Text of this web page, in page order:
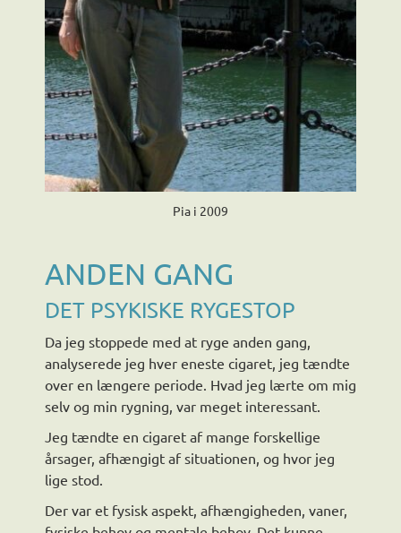
Pia i 2009
ANDEN GANG
DET PSYKISKE RYGESTOP
Da jeg stoppede med at ryge anden gang,
analyserede jeg hver eneste cigaret, jeg tændte
over en længere periode. Hvad jeg lærte om mig
selv og min rygning, var meget interessant.
Jeg tændte en cigaret af mange forskellige
årsager, afhængigt af situationen, og hvor jeg
lige stod.
Der var et fysisk aspekt, afhængigheden, vaner,